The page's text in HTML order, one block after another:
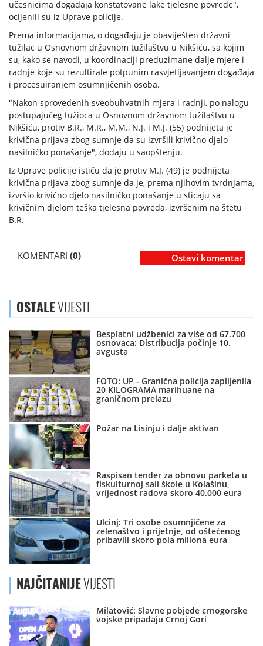
učesnicima događaja konstatovane lake tjelesne povrede",
ocijenili su iz Uprave policije.
Prema informacijama, o događaju je obaviješten državni
tužilac u Osnovnom državnom tužilaštvu u Nikšiću, sa kojim
su, kako se navodi, u koordinaciji preduzimane dalje mjere i
radnje koje su rezultirale potpunim rasvjetljavanjem događaja
i procesuiranjem osumnjičenih osoba.
"Nakon sprovedenih sveobuhvatnih mjera i radnji, po nalogu
postupajućeg tužioca u Osnovnom državnom tužilaštvu u
Nikšiću, protiv B.R., M.R., M.M., N.J. i M.J. (55) podnijeta je
krivična prijava zbog sumnje da su izvršili krivično djelo
nasilničko ponašanje", dodaju u saopštenju.
Iz Uprave policije ističu da je protiv M.J. (49) je podnijeta
krivična prijava zbog sumnje da je, prema njihovim tvrdnjama,
izvršio krivično djelo nasilničko ponašanje u sticaju sa
krivičnim djelom teška tjelesna povreda, izvršenim na štetu
B.R.
KOMENTARI (0) Ostavi komentar
OSTALEVIJESTI
Besplatni udžbenici za više od 67.700
osnovaca: Distribucija počinje 10.
avgusta
FOTO: UP - Granična policija zaplijenila
20 KILOGRAMA marihuane na
graničnom prelazu
Požar na Lisinju i dalje aktivan
Raspisan tender za obnovu parketa u
fiskulturnoj sali škole u Kolašinu,
vrijednost radova skoro 40.000 eura
Ulcinj: Tri osobe osumnjičene za
zelenaštvo i prijetnje, od oštećenog
pribavili skoro pola miliona eura
NAJČITANIJEVIJESTI
Milatović: Slavne pobjede crnogorske
vojske pripadaju Crnoj Gori